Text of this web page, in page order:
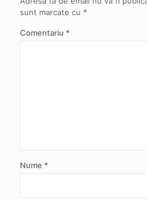
sunt marcate cu *
Comentariu *
Nume *